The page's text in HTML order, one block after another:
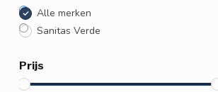
Alle merken
Sanitas Verde
Prijs